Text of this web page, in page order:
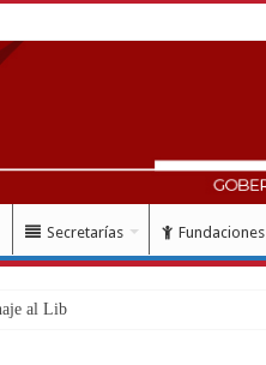
Secretarías Fundaciones
al Libertador Simón Bo